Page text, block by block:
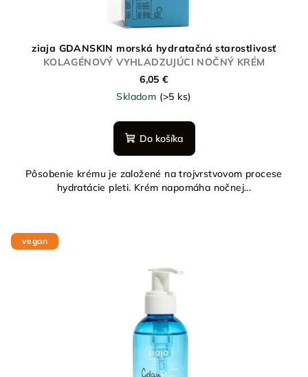
ziaja GDANSKIN morská hydratačná starostlivosť
KOLAGÉNOVÝ VYHLADZUJÚCI NOČNÝ KRÉM
6,05 €
Skladom (>5 ks)
Do košíka
Pôsobenie krému je založené na trojvrstvovom procese
hydratácie pleti. Krém napomáha nočnej...
vegan